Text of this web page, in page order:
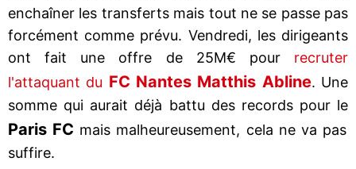
enchaîner les transferts mais tout ne se passe pas
forcément comme prévu. Vendredi, les dirigeants
ont fait une offre de 25M€ pour recruter
l'attaquant du FC Nantes Matthis Abline. Une
somme qui aurait déjà battu des records pour le
Paris FC mais malheureusement, cela ne va pas
suffire.